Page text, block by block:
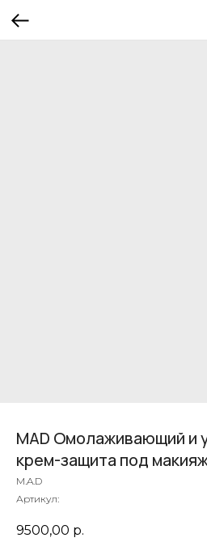
MAD Омолаживающий и
крем-защита под макияж
M.A.D
Артикул:
9500,00 р.